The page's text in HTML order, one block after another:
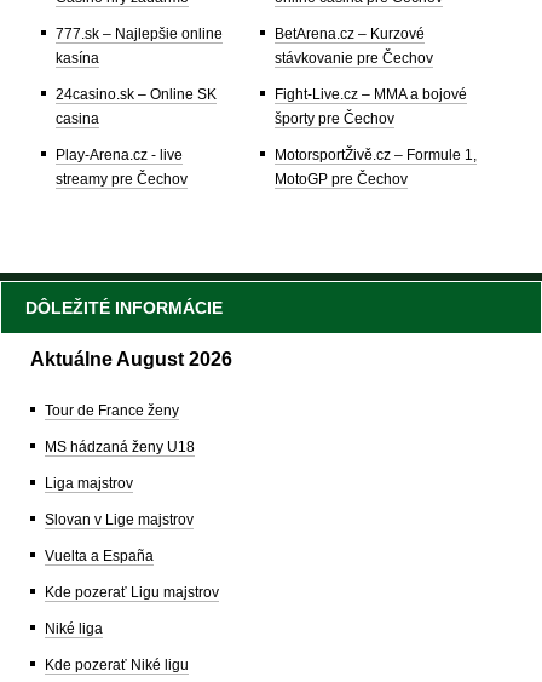
777.sk – Najlepšie online
kasína
24casino.sk – Online SK
casina
Play-Arena.cz - live
streamy pre Čechov
BetArena.cz – Kurzové
stávkovanie pre Čechov
Fight-Live.cz – MMA a bojové
športy pre Čechov
MotorsportŽivě.cz – Formule 1,
MotoGP pre Čechov
DÔLEŽITÉ INFORMÁCIE
Aktuálne August 2026
Tour de France ženy
MS hádzaná ženy U18
Liga majstrov
Slovan v Lige majstrov
Vuelta a España
Kde pozerať Ligu majstrov
Niké liga
Kde pozerať Niké ligu